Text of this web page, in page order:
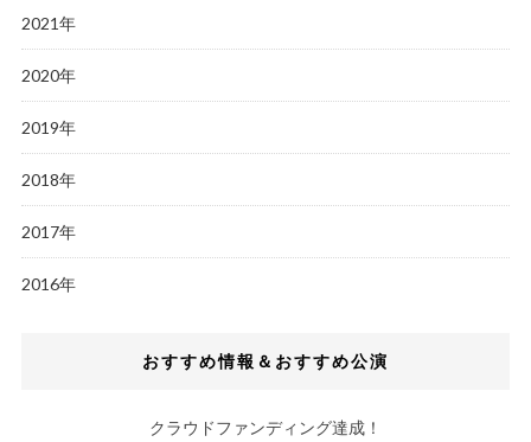
2021年
2020年
2019年
2018年
2017年
2016年
おすすめ情報＆おすすめ公演
クラウドファンディング達成！